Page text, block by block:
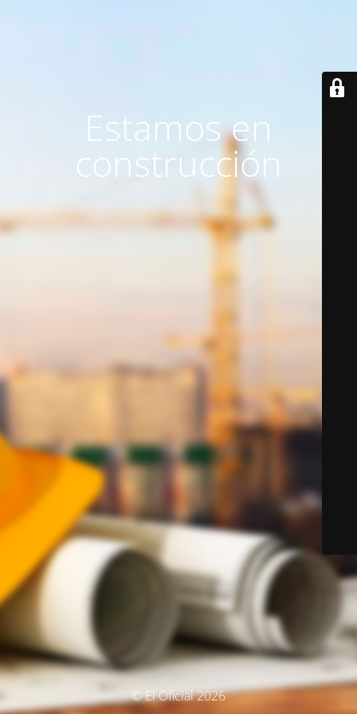
Estamos en
construcción
© El Oficial 2026